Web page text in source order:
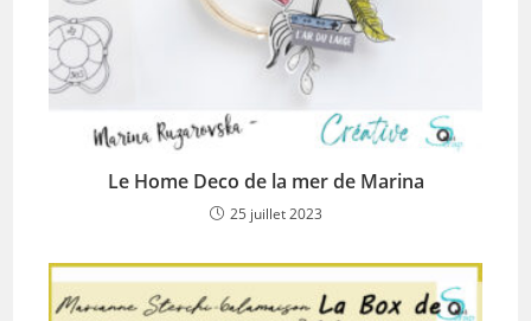
Le Home Deco de la mer de Marina
25 juillet 2023